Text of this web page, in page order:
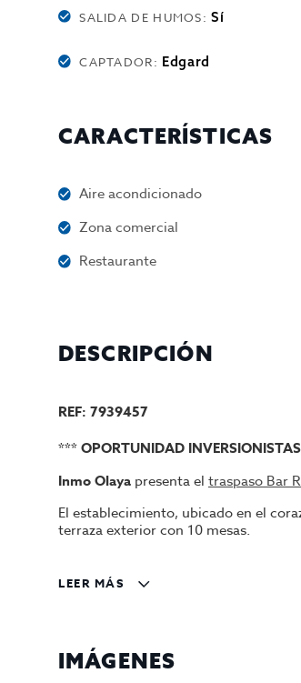
SALIDA DE HUMOS:Sí
CAPTADOR: Edgard
CARACTERÍSTICAS
Aire acondicionado
Zona comercial
Restaurante
DESCRIPCIÓN
REF: 7939457
*** OPORTUNIDAD
Inmo Olaya presenta el traspaso Bar
El establecimiento, ubicado en el
terraza exterior con 10 mesas.
Horno
LEER MÁS
IMÁGENES